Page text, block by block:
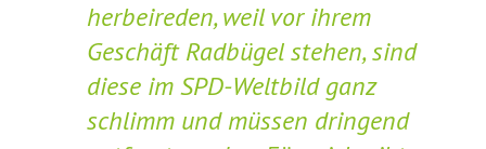
herbeireden, weil vor ihrem
Geschäft Radbügel stehen, sind
diese im SPD-Weltbild ganz
schlimm und müssen dringend